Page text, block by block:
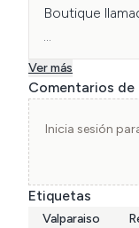
Boutique
Fotografía de
Ver más
Comentarios de
Inicia sesión
Etiquetas
Valparaiso